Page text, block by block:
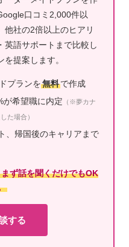
口コミ2,000件以
他社の2倍以上のヒアリ
英語サポートまで比較し
提案します。
プランを無料で作成
が希望職に内定 （※夢カナ
た場合）
、帰国後のキャリアまで
ず話を聞くだけでもOK
する